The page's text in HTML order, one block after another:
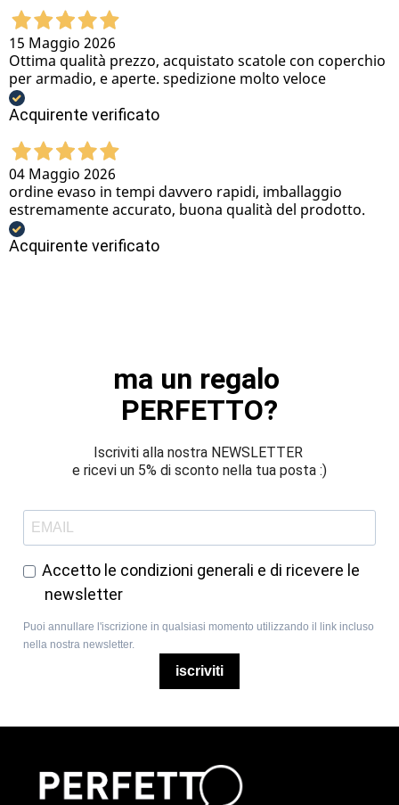
15 Maggio 2026
Ottima qualità prezzo, acquistato scatole con coperchio
per armadio, e aperte. spedizione molto veloce
Acquirente verificato
04 Maggio 2026
ordine evaso in tempi davvero rapidi, imballaggio
estremamente accurato, buona qualità del prodotto.
Acquirente verificato
ma un regalo
PERFETTO?
Iscriviti alla nostra NEWSLETTER
e ricevi un 5% di sconto nella tua posta :)
Accetto le condizioni generali e di ricevere le
newsletter
Puoi annullare l'iscrizione in qualsiasi momento utilizzando il link incluso
nella nostra newsletter.
iscriviti